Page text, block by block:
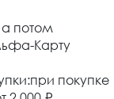
потом
Карту
покупке